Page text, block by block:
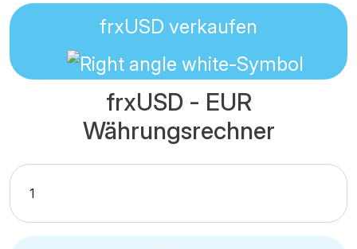
frxUSD verkaufen
frxUSD - EUR
Währungsrechner